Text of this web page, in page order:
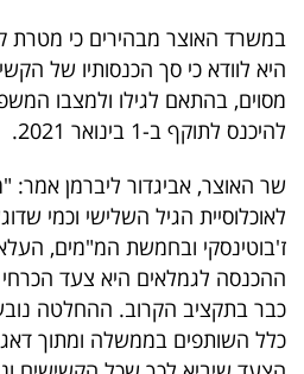
שיתופי
פעולה
דרושים
ניוזלטרים
במשרד האוצר מבהירים כי
היא לוודא כי סך הכנסותיו של
מסוים, בהתאם לגילו ולמצבו
להיכנס לתוקף ב-1 בינואר 2021.
שר האוצר, אביגדור ליברמן אמר:
לאוכלוסיית הגיל השלישי וכמי
ז'בוטינסקי ובחמשת המ"מים,
ההכנסה לגמלאים היא צעד הכרחי
כבר בתקציב הקרוב. ההחלטה
כלל השותפים בממשלה ומתוך